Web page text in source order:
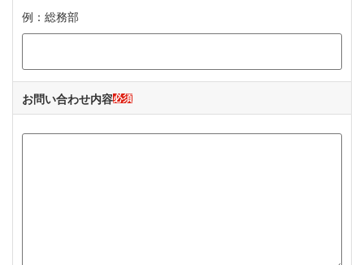
例：総務部
お問い合わせ内容必須